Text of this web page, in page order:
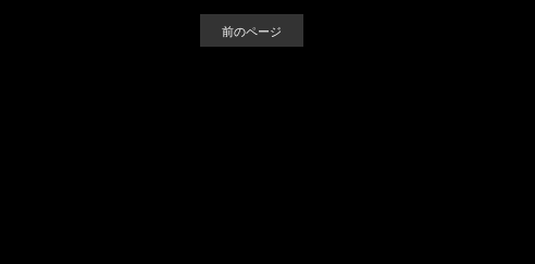
前のページ